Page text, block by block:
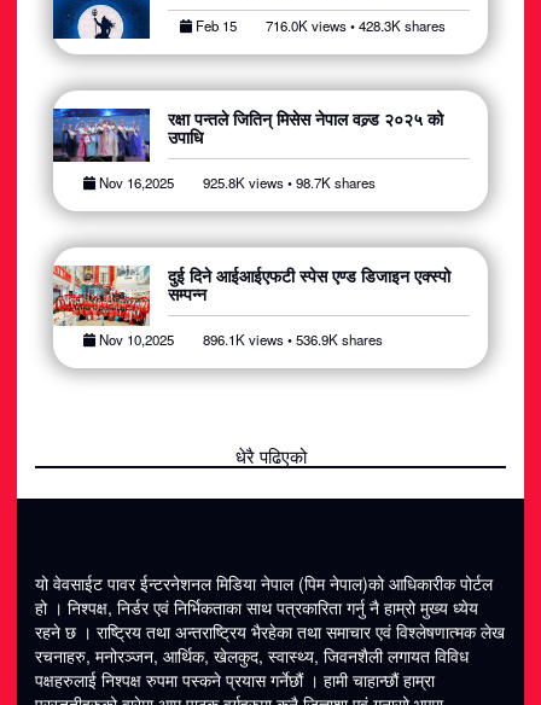
Feb 15 716.0K views • 428.3K shares
रक्षा पन्तले जितिन् मिसेस नेपाल वल्र्ड २०२५ को
उपाधि
Nov 16,2025 925.8K views • 98.7K shares
दुई दिने आईआईएफटी स्पेस एण्ड डिजाइन एक्स्पो
सम्पन्न
Nov 10,2025 896.1K views • 536.9K shares
धेरै पढिएको
यो वेवसाईट पावर ईन्टरनेशनल मिडिया नेपाल (पिम नेपाल)को आधिकारीक पोर्टल
हो । निश्पक्ष, निर्डर एवं निर्भिकताका साथ पत्रकारिता गर्नु नै हाम्रो मुख्य ध्येय
रहने छ । राष्ट्रिय तथा अन्तराष्ट्रिय भैरहेका तथा समाचार एवं विश्लेषणात्मक लेख
रचनाहरु, मनोरञ्जन, आर्थिक, खेलकुद, स्वास्थ्य, जिवनशैली लगायत विविध
पक्षहरुलाई निश्पक्ष रुपमा पस्कने प्रयास गर्नेछौं । हामी चाहान्छौं हाम्रा